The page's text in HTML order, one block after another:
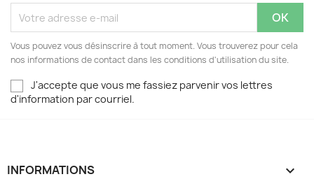
Vous pouvez vous désinscrire à tout moment. Vous trouverez pour cela
nos informations de contact dans les conditions d'utilisation du site.
J'accepte que vous me fassiez parvenir vos lettres
d'information par courriel.
INFORMATIONS 